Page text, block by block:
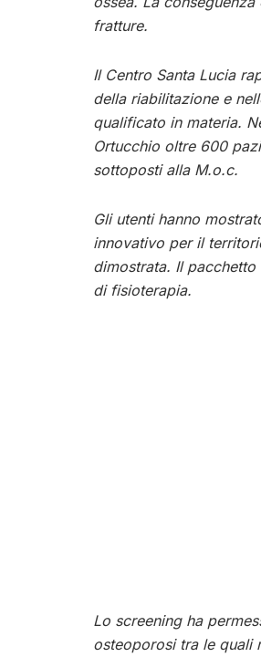
fratture.
Il Centro Santa Lucia
della riabilitazione e
qualificato in materia.
Ortucchio oltre 600
sottoposti alla M.o.c.
Gli utenti hanno
innovativo per il
dimostrata. Il
di fisioterapia.
Lo screening ha
osteoporosi tra le quali